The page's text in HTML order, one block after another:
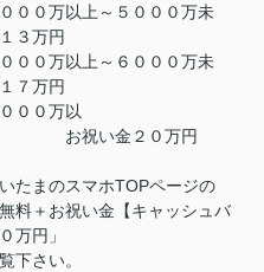
００万以上～５０００万未
３万円
００万以上～６０００万未
７万円
００万以
い金２０万円
たまのスマホTOPページの
無料＋お祝い金【キャッシュバ
万円」
下さい。